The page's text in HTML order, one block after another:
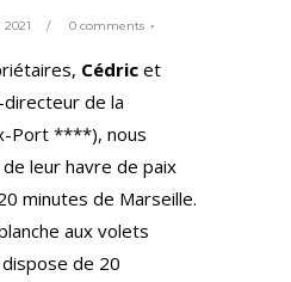
2021 0 comments
Cédric et
de la
Port ****), nous
leur havre de paix
minutes de Marseille.
aux volets
de 20